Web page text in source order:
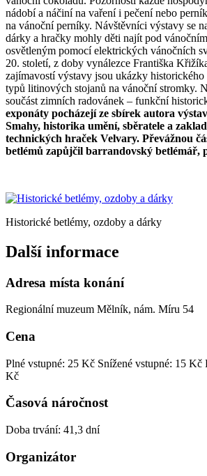
nádobí a náčiní na vaření i pečení nebo
na vánoční perníky. Návštěvníci výstavy se
dárky a hračky mohly děti najít pod
osvětleným pomocí elektrických vánočních
20. století, z doby vynálezce Františka
zajímavostí výstavy jsou ukázky historického
typů litinových stojanů na vánoční stromky.
součást zimních radovánek – funkční
exponáty pocházejí ze sbírek autora
Smahy, historika umění, sběratele a
technických hraček Velvary. Převážnou
betlémů zapůjčil barrandovský betlémář,
Historické betlémy, ozdoby a dárky
Další informace
Adresa místa konání
Regionální muzeum Mělník, nám. Míru 54
Cena
Plné vstupné: 25 Kč Snížené vstupné: 15 Kč
Kč
Časová náročnost
Doba trvání: 41,3 dní
Organizátor